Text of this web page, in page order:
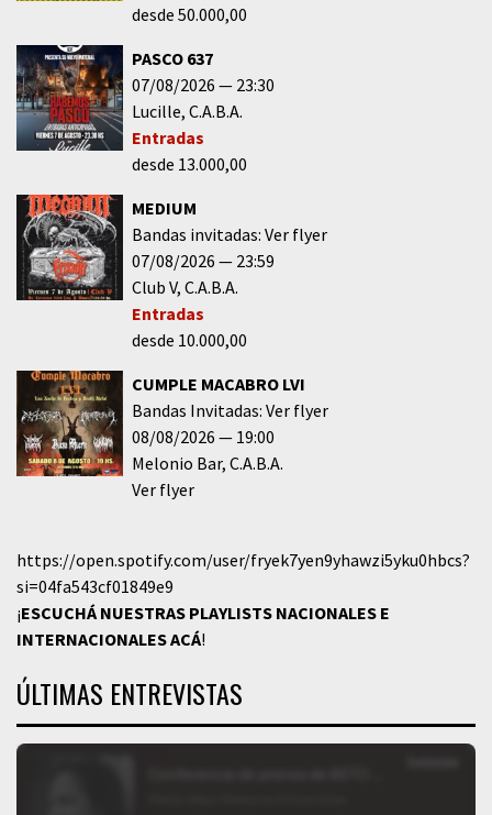
desde 50.000,00
PASCO 637
07/08/2026
23:30
Lucille C.A.B.A.
Entradas
desde 13.000,00
MEDIUM
Bandas invitadas: Ver flyer
07/08/2026
23:59
Club V C.A.B.A.
Entradas
desde 10.000,00
CUMPLE MACABRO LVI
Bandas Invitadas: Ver flyer
08/08/2026
19:00
Melonio Bar C.A.B.A.
Ver flyer
https://open.spotify.com/user/fryek7yen9yhawzi5yku0hbcs?
si=04fa543cf01849e9
¡ESCUCHÁ NUESTRAS PLAYLISTS NACIONALES E
INTERNACIONALESACÁ!
ÚLTIMAS ENTREVISTAS